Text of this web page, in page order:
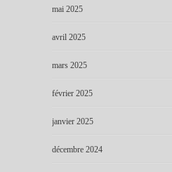
mai 2025
avril 2025
mars 2025
février 2025
janvier 2025
décembre 2024